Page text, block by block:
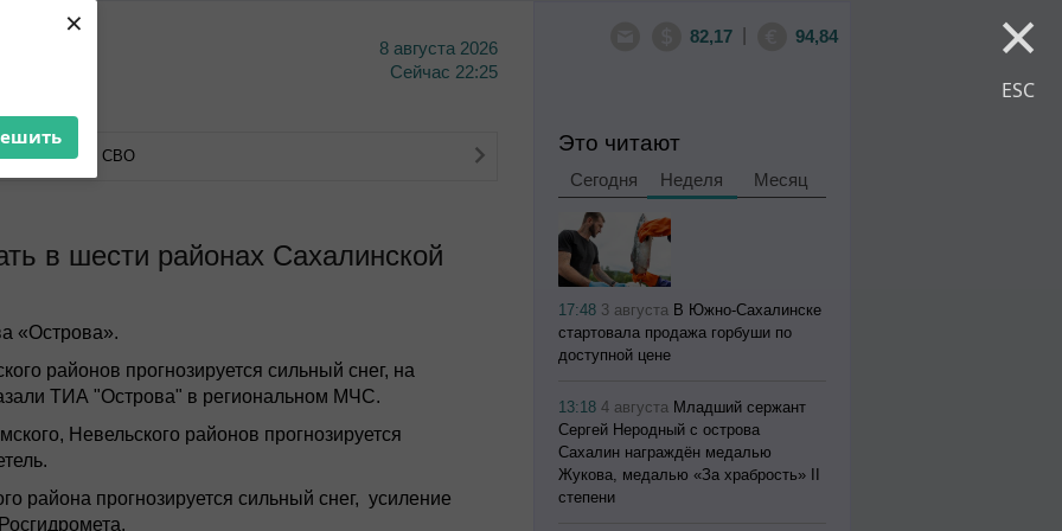
× ×
ESC
8 августа 2026
Сейчас 22:25
82,17 94,84
ветеранов СВО
в шести районах Сахалинской
«Острова».
районов прогнозируется сильный снег, на
ТИА "Острова" в региональном МЧС.
Невельского районов прогнозируется
района прогнозируется сильный снег, усиление
Это читают
Сегодня Неделя Месяц
17:48 3 августа В Южно-Сахалинске
стартовала продажа горбуши по
доступной цене
13:184 августа Младший сержант
Сергей Неродный с острова
Сахалин награждён медалью
Жукова, медалью «За храбрость» II
степени